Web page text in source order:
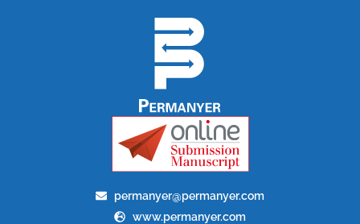
permanyer@permanyer.com
www.permanyer.com